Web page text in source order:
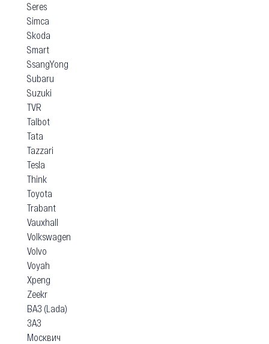
Seres
Simca
Skoda
Smart
SsangYong
Subaru
Suzuki
TVR
Talbot
Tata
Tazzari
Tesla
Think
Toyota
Trabant
Vauxhall
Volkswagen
Volvo
Voyah
Xpeng
Zeekr
ВАЗ (Lada)
ЗАЗ
Москвич